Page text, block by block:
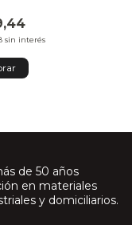
sin interés
de 50 años
en materiales
y domiciliarios.